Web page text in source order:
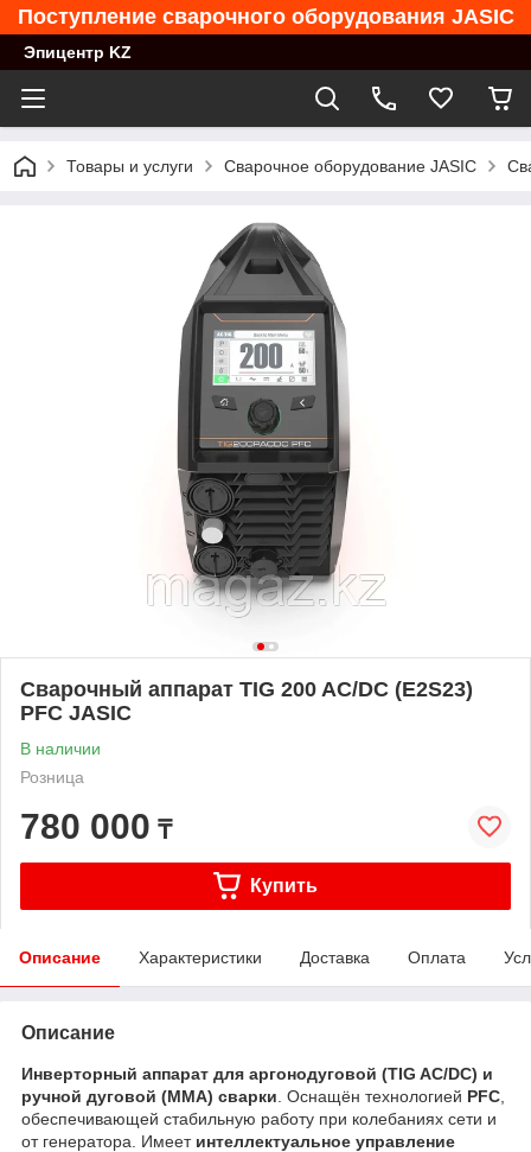
Поступление сварочного оборудования JASIC
Эпицентр KZ
Товары и услуги Сварочное оборудование JASIC
Сварочный аппарат TIG 200 AC/DC (E2S23)
PFC JASIC
В наличии
Розница
780 000 ₸
Купить
Описание Характеристики Доставка Оплата
Описание
Инверторный аппарат для аргонодуговой (TIG AC/DC) и
ручной дуговой (MMA) сварки . Оснащён технологией PFC
обеспечивающей стабильную работу при колебаниях сети и
от генератора. Имеет интеллектуальное управление